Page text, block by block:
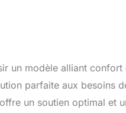
un modèle alliant
parfaite aux besoins
un soutien optimal et